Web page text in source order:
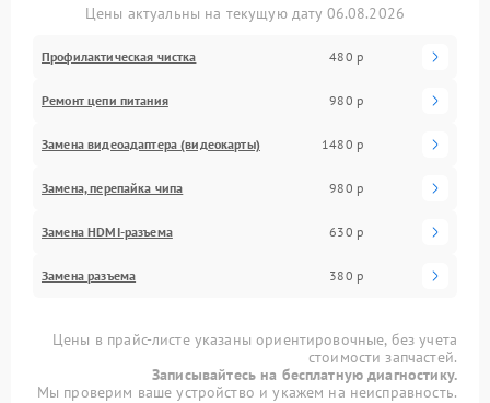
Цены актуальны на текущую дату 06.08.2026
Профилактическая чистка 480 р
Ремонт цепи питания 980 р
Замена видеоадаптера (видеокарты) 1480 р
Замена, перепайка чипа 980 р
Замена HDMI-разъема 630 р
Замена разъема 380 р
Цены в прайс-листе указаны ориентировочные, без учета
стоимости запчастей.
Записывайтесь на бесплатную диагностику.
Мы проверим ваше устройство и укажем на неисправность.